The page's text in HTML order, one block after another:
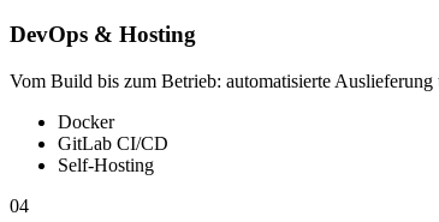
DevOps & Hosting
Vom Build bis zum Betrieb: automatisierte Auslieferung
Docker
GitLab CI/CD
Self-Hosting
04